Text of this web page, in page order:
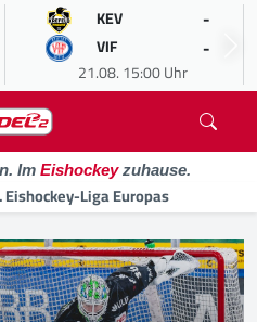
KEV -
VIF -
21.08. 15:00 Uhr
Im Eishockeyzuhause.
Liga Europas